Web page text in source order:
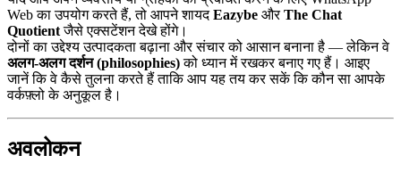
Web का उपयोग करते हैं, तो आपने शायदEazybe औरThe Chat
Quotientजैसे एक्सटेंशन देखे होंगे।
दोनों का उद्देश्य उत्पादकता बढ़ाना और संचार को आसान बनाना है — लेकिन वे
अलग-अलग दर्शन (philosophies)को ध्यान में रखकर बनाए गए हैं। आइए
जानें कि वे कैसे तुलना करते हैं ताकि आप यह तय कर सकें कि कौन सा आपके
वर्कफ़्लो के अनुकूल है।
अवलोकन